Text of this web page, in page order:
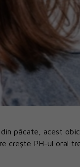
păcate, acest
crește PH-ul oral